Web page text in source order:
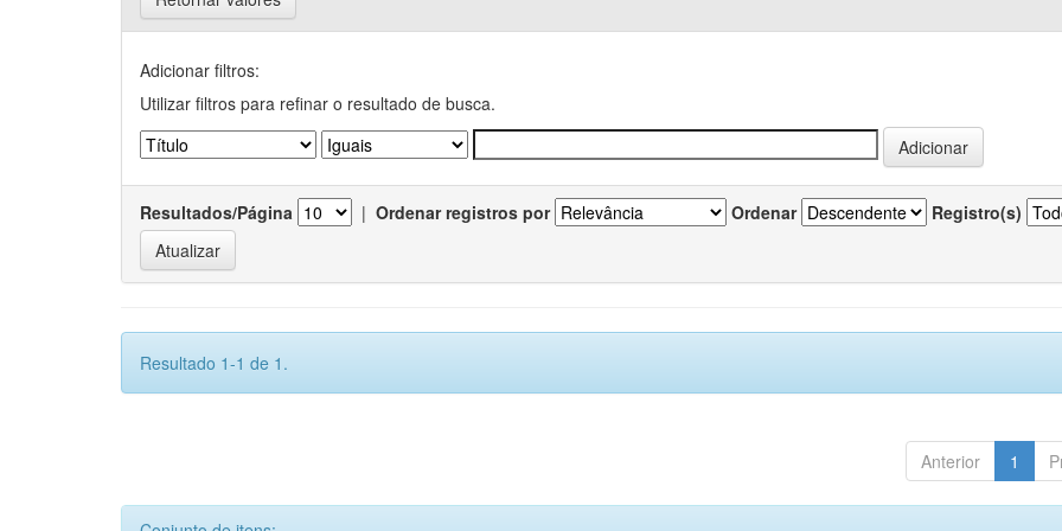
Adicionar filtros:
Utilizar filtros para refinar o resultado de busca.
Resultados/Página | Ordenar registros por Ordenar Registro(s)
Resultado 1-1 de 1.
Anterior 1